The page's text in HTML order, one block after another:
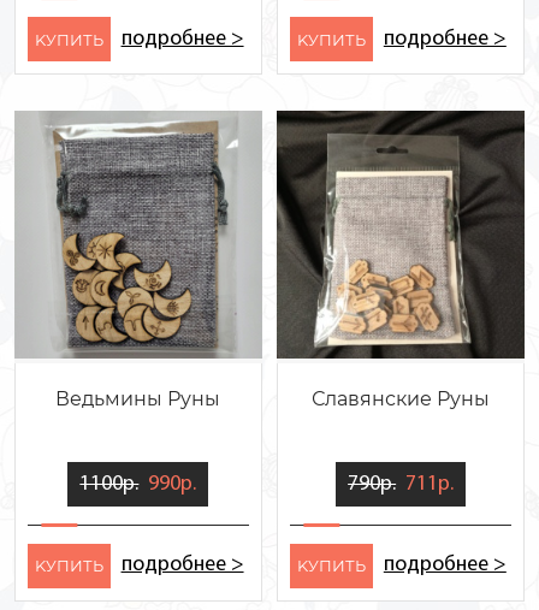
KУПИТЬ подробнее > KУПИТЬ подробнее >
Ведьмины Руны
1100р. 990р.
KУПИТЬ подробнее >
Славянские Руны
790р. 711р.
KУПИТЬ подробнее >